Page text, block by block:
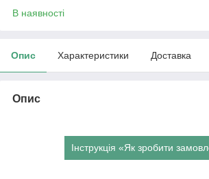
В наявності
Опис Характеристики Доставка
Опис
Інструкція «Як зробити